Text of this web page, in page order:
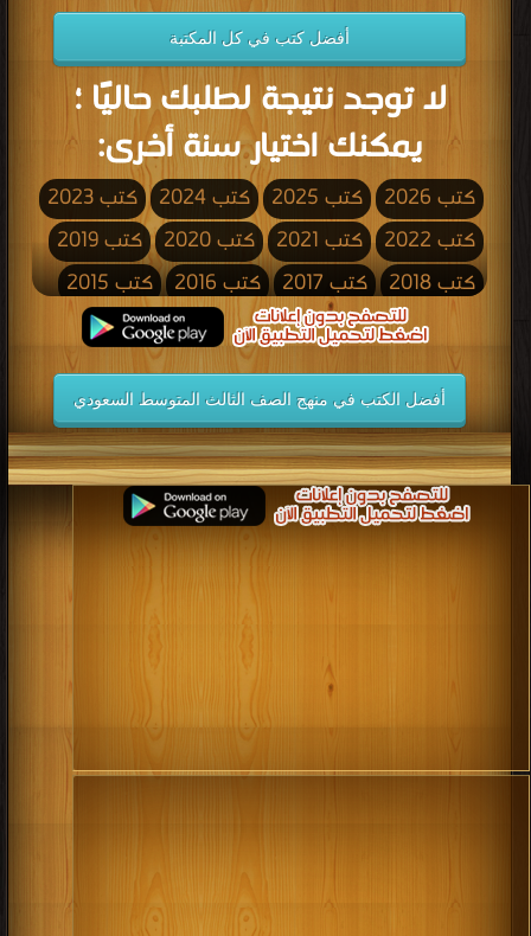
أفضل كتب في كل المكتبة
لا توجد نتيجة لطلبك حاليًا ؛
يمكنك اختيار سنة أخرى:
كتب 2026 كتب 2025 كتب 2024
كتب 2023
كتب 2022
كتب 2021 كتب 2020
كتب 2019
كتب 2018
كتب 2017 كتب 2016
كتب 2015
كتب 2013 كتب 2012
كتب 2011
كتب 2010
كتب 2009 كتب 2008
كتب 2007
كتب 2006
كتب 2005 كتب 2004
كتب 2003
كتب 2002
كتب 2001 كتب 2000
كتب 1999
كتب 1998
كتب 1997 كتب 1996
كتب 1995
كتب 1994
كتب 1993 كتب 1992
كتب 1991
كتب 1984
كتب 1981 كتب 1980
كتب 1979
كتب 1976
كتب 1975
كتب 1973
كتب 1964
كتب 1956 كتب 1955
أفضل الكتب في منهج الصف الثالث المتوسط السعودي